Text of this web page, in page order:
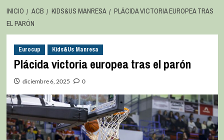
INICIO ACB KIDS&US MANRESA
PLÁCIDA VICTORIA EUROPEA TRAS
EL PARÓN
Eurocup Kids&Us Manresa
Plácida victoria europea tras el parón
diciembre 6, 2025 0